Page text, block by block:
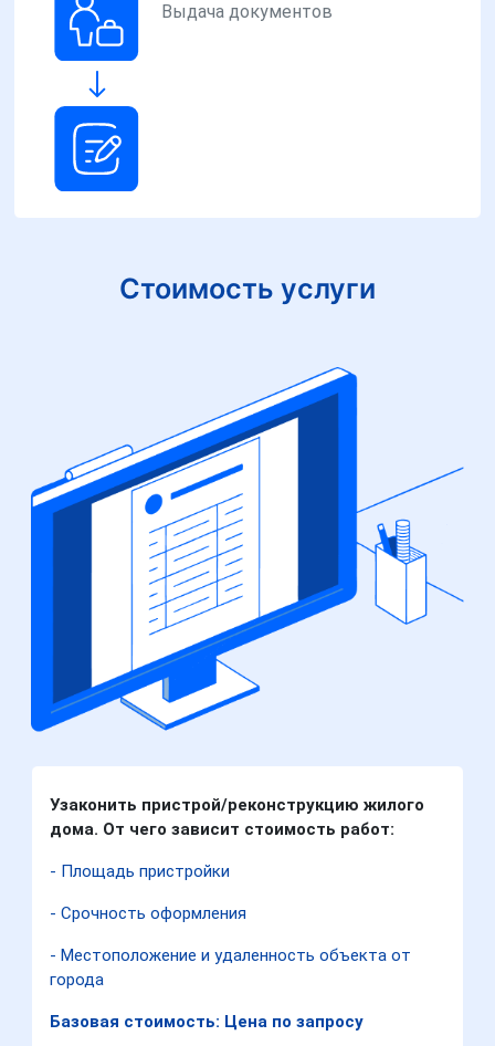
Выдача документов
Стоимость услуги
Узаконить пристрой/реконструкцию жилого
дома. От чего зависит стоимость работ:
- Площадь пристройки
- Срочность оформления
- Местоположение и удаленность объекта от
города
Базовая стоимость: Цена по запросу